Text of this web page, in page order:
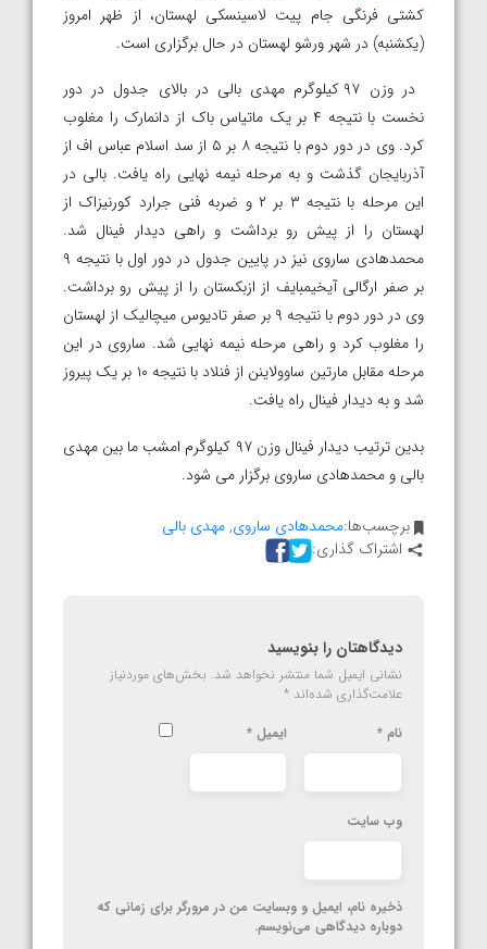
کشتی فرنگی جام پیت لاسینسکی لهستان، از ظهر امروز
(یکشنبه) در شهر ورشو لهستان در حال برگزاری است.
در وزن ۹۷ کیلوگرم مهدی بالی در بالای جدول در دور
نخست با نتیجه ۴ بر یک ماتیاس باک از دانمارک را مغلوب
کرد. وی در دور دوم با نتیجه ۸ بر ۵ از سد اسلام عباس اف از
آذربایجان گذشت و به مرحله نیمه نهایی راه یافت. بالی در
این مرحله با نتیجه ۳ بر ۲ و ضربه فنی جرارد کورنیزاک از
لهستان را از پیش رو برداشت و راهی دیدار فینال شد.
محمدهادی ساروی نیز در پایین جدول در دور اول با نتیجه ۹
بر صفر ارگالی آیخیمبایف از ازبکستان را از پیش رو برداشت.
وی در دور دوم با نتیجه ۹ بر صفر تادیوس میچالیک از لهستان
را مغلوب کرد و راهی مرحله نیمه نهایی شد. ساروی در این
مرحله مقابل مارتین ساوولاینن از فنلاد با نتیجه ۱۰ بر یک پیروز
شد و به دیدار فینال راه یافت.
بدین ترتیب دیدار فینال وزن ۹۷ کیلوگرم امشب ما بین مهدی
بالی و محمدهادی ساروی برگزار می شود.
برچسب‌ها:محمدهادی ساروی,مهدی بالی
اشتراک گذاری:
دیدگاهتان را بنویسید
نشانی ایمیل شما منتشر نخواهد شد. بخش‌های موردنیاز
علامت‌گذاری شده‌اند *
نام * ایمیل *
وب‌ سایت
ذخیره نام، ایمیل و وبسایت من در مرورگر برای زمانی که
دوباره دیدگاهی می‌نویسم.